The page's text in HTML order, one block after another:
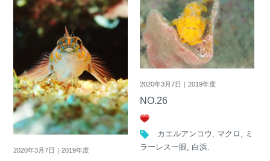
2020年3月7日｜2019年度
2020年3月7日｜2019年度
NO.26
カエルアンコウ マクロ
ミ
ラーレス一眼
白浜